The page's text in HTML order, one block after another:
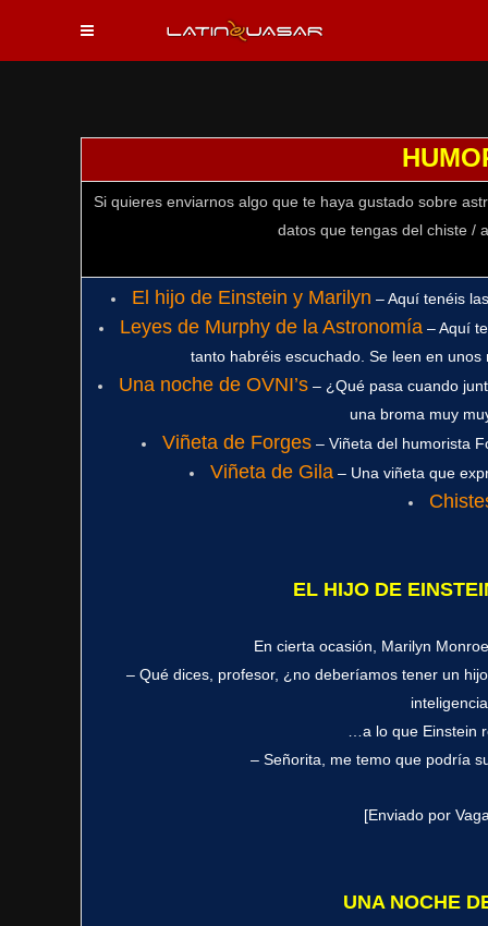
Si quieres enviarnos algo que te haya gustado sobre
datos que tengas del chiste /
El hijo de Einstein y Marilyn – Aquí tenéis
Leyes de Murphy de la Astronomía – Aquí
tanto habréis escuchado. Se leen en
Una noche de OVNI’s – ¿Qué pasa cuando
una broma muy
Viñeta de Forges – Viñeta del humorista
Viñeta de Gila – Una viñeta que
EL HIJO DE
En cierta ocasión, Marilyn
– Qué dices, profesor, ¿no deberíamos tener un
…a lo que Einstein
– Señorita, me temo que podría
[Enviado por
UNA NOCHE